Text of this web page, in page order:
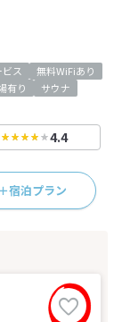
ス
無料WiFiあり
有り
サウナ
4.4
宿泊プラン